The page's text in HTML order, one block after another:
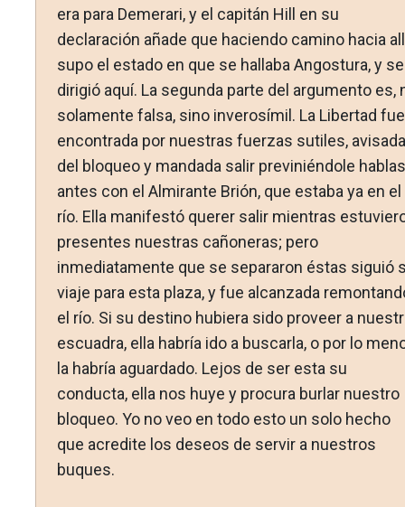
era para Demerari, y el capi­tán Hill en su
declaración añade que haciendo camino hacia
supo el estado en que se hallaba Angostura, y se
dirigió aquí. La segunda parte del argumento es,
solamente fal­sa, sino inverosímil. La Libertad fue
encontrada por nuestras fuerzas sutiles, avisada
del bloqueo y mandada salir previ­niéndole
antes con el Almirante Brión, que estaba ya en el
río. Ella manifestó querer salir mientras
presentes nuestras cañoneras; pero
inmediatamente que se sepa­raron éstas siguió
viaje para esta plaza, y fue alcanzada
el río. Si su destino hubiera sido proveer a
escuadra, ella habría ido a buscarla, o por lo
la ha­bría aguardado. Lejos de ser esta su
conducta, ella nos huye y procura burlar nuestro
bloqueo. Yo no veo en todo esto un solo hecho
que acredite los deseos de servir a nuestros
buques.